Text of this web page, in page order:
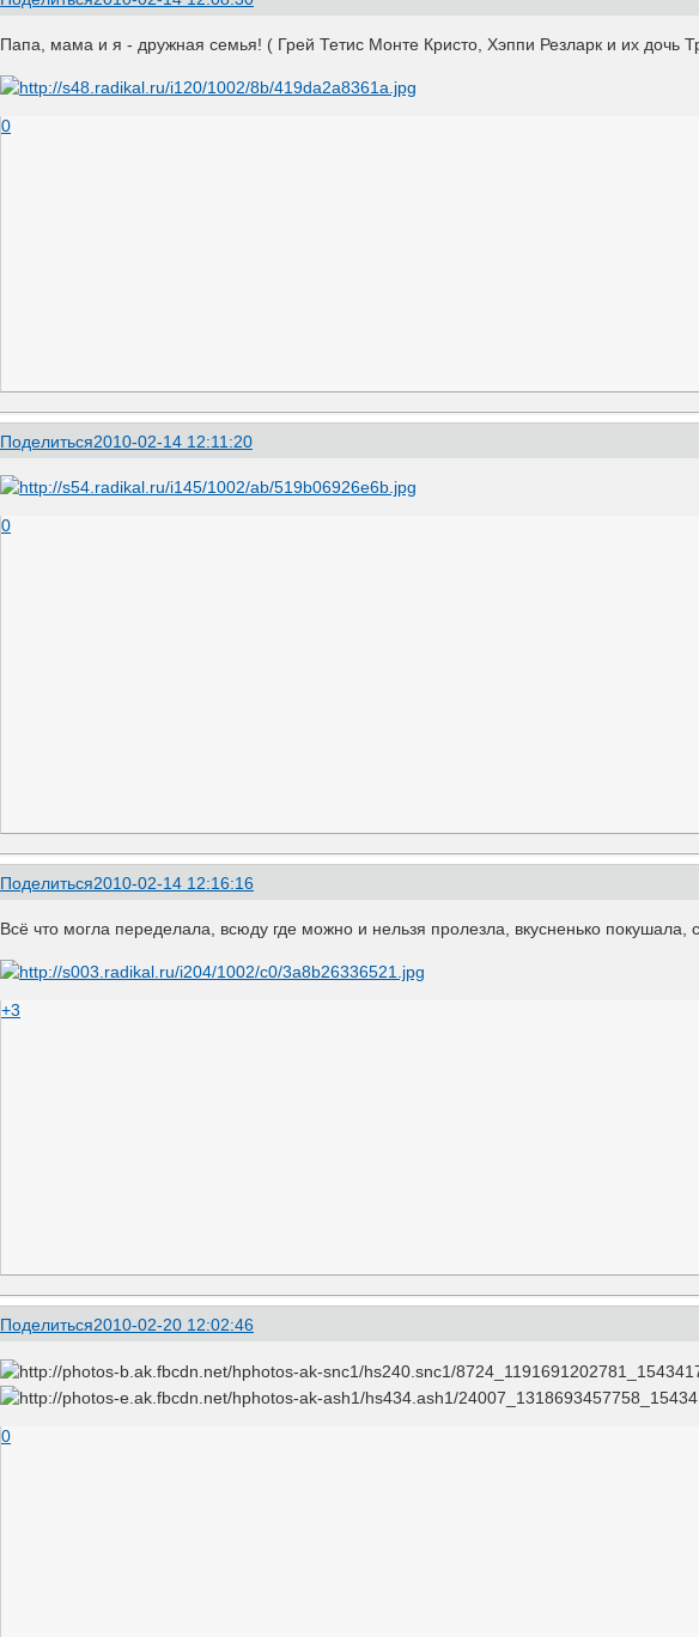
Папа, мама и я - дружная семья! ( Грей Тетис Монте Кристо, Хэппи Резларк и их дочь
0
Поделиться2010-02-14 12:11:20
0
Поделиться2010-02-14 12:16:16
Всё что могла переделала, всюду где можно и нельзя пролезла, вкусненько
+3
Поделиться2010-02-20 12:02:46
0